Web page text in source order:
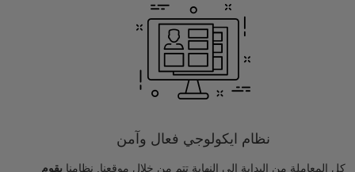
نظام ايكولوجي فعال وآمن
كل المعاملة من البداية الى النهاية تتم من خلال موقعنا. نظامنا يقوم